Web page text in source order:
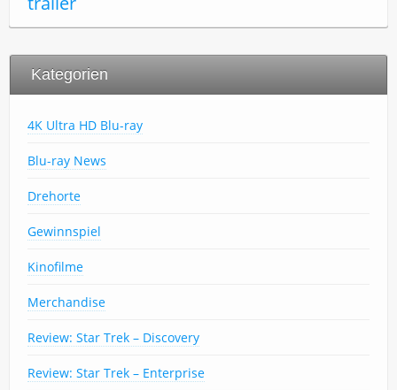
Kategorien
4K Ultra HD Blu-ray
Blu-ray News
Drehorte
Gewinnspiel
Kinofilme
Merchandise
Review: Star Trek – Discovery
Review: Star Trek – Enterprise